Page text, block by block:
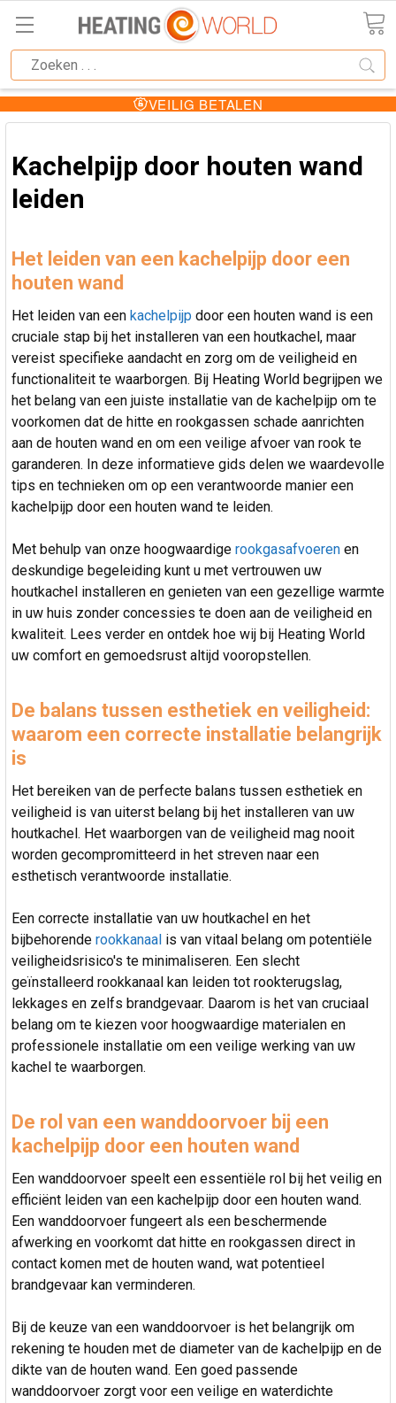
T600 GEKEURDE ROOKKANALEN
Kachelpijp door houten wand
leiden
Het leiden van een kachelpijp door een
houten wand
Het leiden van een kachelpijp door een houten wand is een
cruciale stap bij het installeren van een houtkachel, maar
vereist specifieke aandacht en zorg om de veiligheid en
functionaliteit te waarborgen. Bij Heating World begrijpen we
het belang van een juiste installatie van de kachelpijp om te
voorkomen dat de hitte en rookgassen schade aanrichten
aan de houten wand en om een veilige afvoer van rook te
garanderen. In deze informatieve gids delen we waardevolle
tips en technieken om op een verantwoorde manier een
kachelpijp door een houten wand te leiden.
Met behulp van onze hoogwaardige rookgasafvoeren en
deskundige begeleiding kunt u met vertrouwen uw
houtkachel installeren en genieten van een gezellige warmte
in uw huis zonder concessies te doen aan de veiligheid en
kwaliteit. Lees verder en ontdek hoe wij bij Heating World
uw comfort en gemoedsrust altijd vooropstellen.
De balans tussen esthetiek en veiligheid:
waarom een correcte installatie belangrijk
is
Het bereiken van de perfecte balans tussen esthetiek en
veiligheid is van uiterst belang bij het installeren van uw
houtkachel. Het waarborgen van de veiligheid mag nooit
worden gecompromitteerd in het streven naar een
esthetisch verantwoorde installatie.
Een correcte installatie van uw houtkachel en het
bijbehorende rookkanaal is van vitaal belang om potentiële
veiligheidsrisico's te minimaliseren. Een slecht
geïnstalleerd rookkanaal kan leiden tot rookterugslag,
lekkages en zelfs brandgevaar. Daarom is het van cruciaal
belang om te kiezen voor hoogwaardige materialen en
professionele installatie om een veilige werking van uw
kachel te waarborgen.
De rol van een wanddoorvoer bij een
kachelpijp door een houten wand
Een wanddoorvoer speelt een essentiële rol bij het veilig en
efficiënt leiden van een kachelpijp door een houten wand.
Een wanddoorvoer fungeert als een beschermende
afwerking en voorkomt dat hitte en rookgassen direct in
contact komen met de houten wand, wat potentieel
brandgevaar kan verminderen.
Bij de keuze van een wanddoorvoer is het belangrijk om
rekening te houden met de diameter van de kachelpijp en de
dikte van de houten wand. Een goed passende
wanddoorvoer zorgt voor een veilige en waterdichte